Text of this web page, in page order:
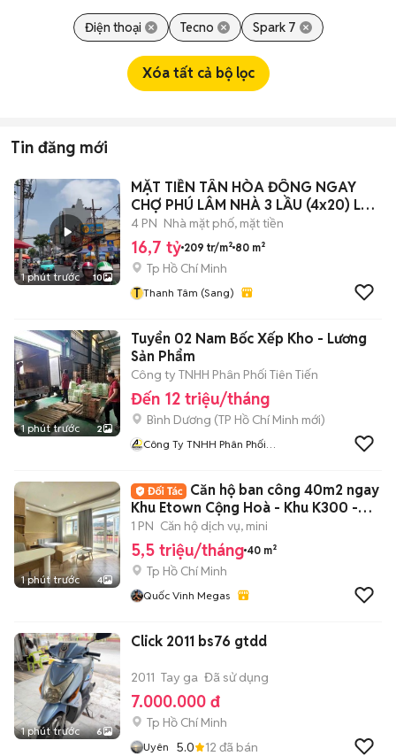
Điện thoại Tecno Spark 7
Xóa tất cả bộ lọc
Tin đăng mới
1 phút trước 10
MẶT TIỀN TÂN HÒA ĐÔNG NGAY
CHỢ PHÚ LÂM NHÀ 3 LẦU (4x20) LỀ
10M
4 PN Nhà mặt phố, mặt tiền
16,7 tỷ 209 tr/m² 80 m²
Tp Hồ Chí Minh
T Thanh Tâm (Sang)
1 phút trước 2
Tuyển 02 Nam Bốc Xếp Kho - Lương
Sản Phẩm
Công ty TNHH Phân Phối Tiên Tiến
Đến 12 triệu/tháng
Bình Dương (TP Hồ Chí Minh mới)
Công Ty TNHH Phân Phối
1 phút trước 4
Căn hộ ban công 40m2 ngay
Khu Etown Cộng Hoà - Khu K300 -
Trường Chin
1 PN Căn hộ dịch vụ, mini
5,5 triệu/tháng 40 m²
Tp Hồ Chí Minh
Quốc Vinh Megas
1 phút trước 6
Click 2011 bs76 gtdd
2011 Tay ga Đã sử dụng
7.000.000 đ
Tp Hồ Chí Minh
Uyên 5.0 12 đã bán